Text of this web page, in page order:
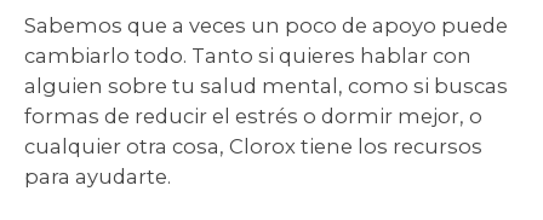
Sabemos que a veces un poco de apoyo puede
cambiarlo todo. Tanto si quieres hablar con
alguien sobre tu salud mental, como si buscas
formas de reducir el estrés o dormir mejor, o
cualquier otra cosa, Clorox tiene los recursos
para ayudarte.